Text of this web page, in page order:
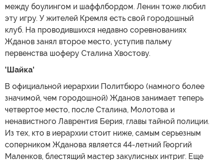
между боулингом и шаффлбордом. Ленин тоже любил
эту игру. У жителей Кремля есть свой городошный
клуб. На проводившихся недавно соревнованиях
Жданов занял второе место, уступив пальму
первенства шоферу Сталина Хвостову.
'Шайка'
В официальной иерархии Политбюро (намного более
значимой, чем городошной) Жданов занимает теперь
четвертое место, после Сталина, Молотова и
ненавистного Лаврентия Берия, главы тайной полиции.
Из тех, кто в иерархии стоит ниже, самым серьезным
соперником Жданова является 44-летний Георгий
Маленков, блестящий мастер закулисных интриг. Еще